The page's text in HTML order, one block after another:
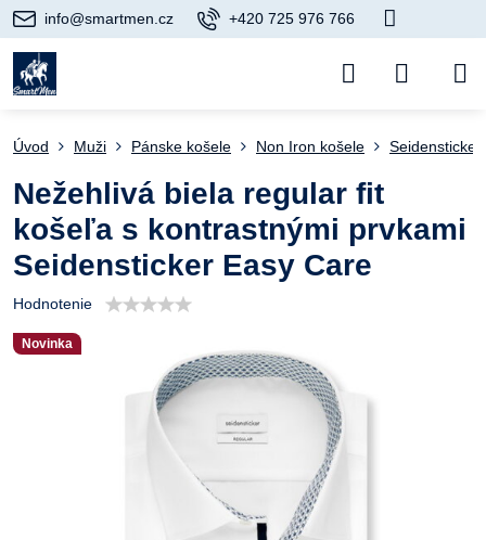
info@smartmen.cz +420 725 976 766
Novinka
Úvod Muži Pánske košele Non Iron košele Seidensticker
Nežehlivá biela regular fit
košeľa s kontrastnými prvkami
Seidensticker Easy Care
Hodnotenie